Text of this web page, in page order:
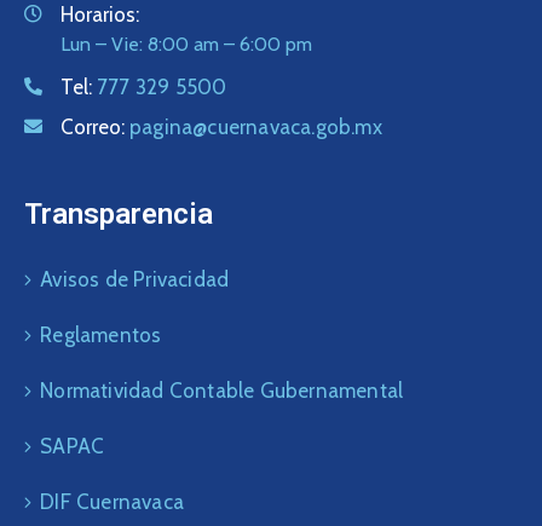
Horarios:
Lun – Vie: 8:00 am – 6:00 pm
Tel: 777 329 5500
Correo: pagina@cuernavaca.gob.mx
Transparencia
Avisos de Privacidad
Reglamentos
Normatividad Contable Gubernamental
SAPAC
DIF Cuernavaca